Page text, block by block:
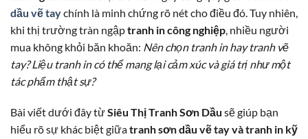
dầu vẽ taychính là minh chứng rõ nét cho điều đó. Tuy nhiên,
khi thị trường tràn ngậptranh in công nghiệp , nhiều người
mua không khỏi băn khoăn: Nên chọn tranh in hay tranh vẽ
tay? Liệu tranh in có thể mang lại cảm xúc và giá trị như một
tác phẩm thật sự?
Bài viết dưới đây từSiêu Thị Tranh Sơn Dầu sẽ giúp bạn
hiểu rõ sự khác biệt giữatranh sơn dầu vẽ tay và tranh in kỹ